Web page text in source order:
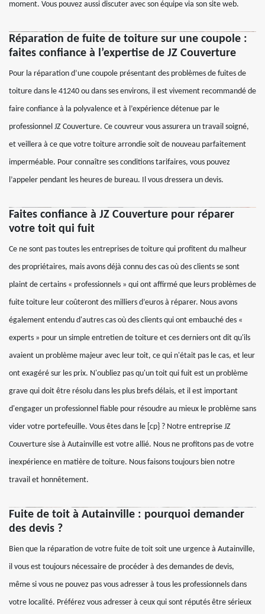
moment. Vous pouvez aussi discuter avec son équipe via son site web.
Réparation de fuite de toiture sur une coupole :
faites confiance à l’expertise de JZ Couverture
Pour la réparation d’une coupole présentant des problèmes de fuites de
toiture dans le 41240 ou dans ses environs, il est vivement recommandé de
faire confiance à la polyvalence et à l’expérience détenue par le
professionnel JZ Couverture. Ce couvreur vous assurera un travail soigné,
et veillera à ce que votre toiture arrondie soit de nouveau parfaitement
imperméable. Pour connaître ses conditions tarifaires, vous pouvez
l’appeler pendant les heures de bureau. Il vous dressera un devis.
Faites confiance à JZ Couverture pour réparer
votre toit qui fuit
Ce ne sont pas toutes les entreprises de toiture qui profitent du malheur
des propriétaires, mais avons déjà connu des cas où des clients se sont
plaint de certains « professionnels » qui ont affirmé que leurs problèmes de
fuite toiture leur coûteront des milliers d’euros à réparer. Nous avons
également entendu d'autres cas où des clients qui ont embauché des «
experts » pour un simple entretien de toiture et ces derniers ont dit qu'ils
avaient un problème majeur avec leur toit, ce qui n'était pas le cas, et leur
ont exagéré sur les prix. N'oubliez pas qu'un toit qui fuit est un problème
grave qui doit être résolu dans les plus brefs délais, et il est important
d'engager un professionnel fiable pour résoudre au mieux le problème sans
vider votre portefeuille. Vous êtes dans le [cp} ? Notre entreprise JZ
Couverture sise à Autainville est votre allié. Nous ne profitons pas de votre
inexpérience en matière de toiture. Nous faisons toujours bien notre
travail et honnêtement.
Fuite de toit à Autainville : pourquoi demander
des devis ?
Bien que la réparation de votre fuite de toit soit une urgence à Autainville,
il vous est toujours nécessaire de procéder à des demandes de devis,
même si vous ne pouvez pas vous adresser à tous les professionnels dans
votre localité. Préférez vous adresser à ceux qui sont réputés être sérieux